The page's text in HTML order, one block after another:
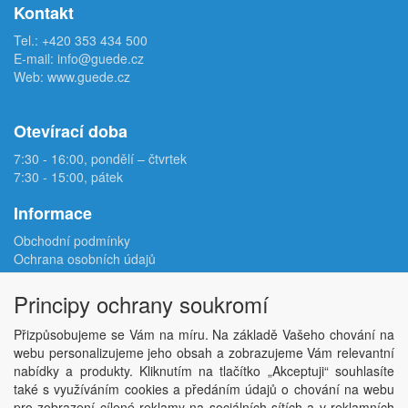
Kontakt
Tel.: +420 353 434 500
E-mail: info@guede.cz
Web: www.guede.cz
Otevírací doba
7:30 - 16:00, pondělí – čtvrtek
7:30 - 15:00, pátek
Informace
Obchodní podmínky
Ochrana osobních údajů
Reklamační protokol
Odstoupení od smlouvy
Podmínky užití e-shopu
Doprava
Velkoobchod
Kontakt
Nastavení soukromí
Principy ochrany soukromí
Přizpůsobujeme se Vám na míru. Na základě Vašeho chování na
webu personalizujeme jeho obsah a zobrazujeme Vám relevantní
nabídky a produkty. Kliknutím na tlačítko „Akceptuji“ souhlasíte
také s využíváním cookies a předáním údajů o chování na webu